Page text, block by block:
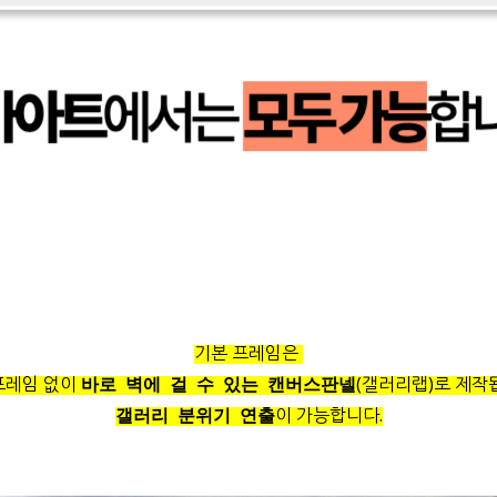
기본 프레임은
레임 없이 바로 벽에 걸 수 있는 캔버스판넬(갤러리랩)로 제작
갤러리 분위기 연출이 가능합니다.